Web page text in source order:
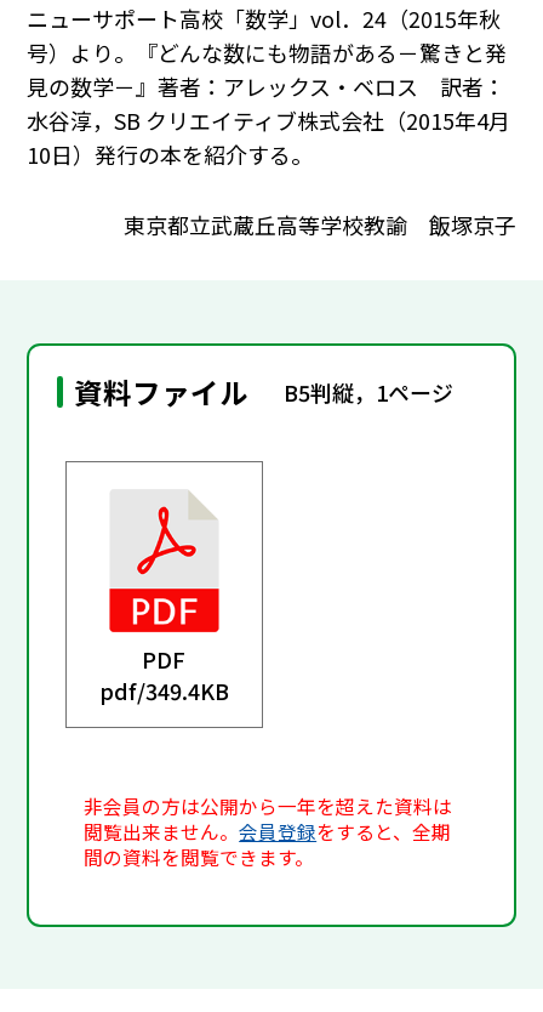
ニューサポート高校「数学」vol．24（2015年秋
号）より。『どんな数にも物語がある－驚きと発
見の数学－』著者：アレックス・ベロス 訳者：
水谷淳，SB クリエイティブ株式会社（2015年4月
10日）発行の本を紹介する。
東京都立武蔵丘高等学校教諭 飯塚京子
資料ファイル B5判縦，1ページ
PDF
pdf/349.4KB
非会員の方は公開から一年を超えた資料は
閲覧出来ません。会員登録をすると、全期
間の資料を閲覧できます。